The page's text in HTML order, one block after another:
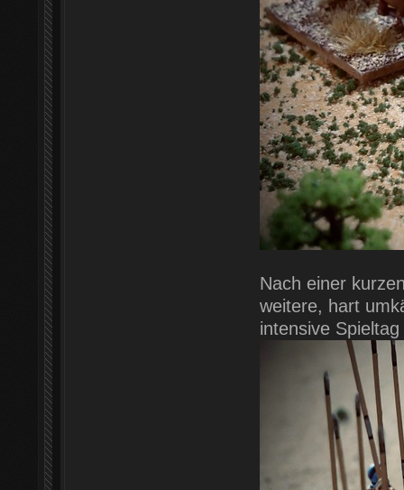
Nach einer
weitere, hart
intensive